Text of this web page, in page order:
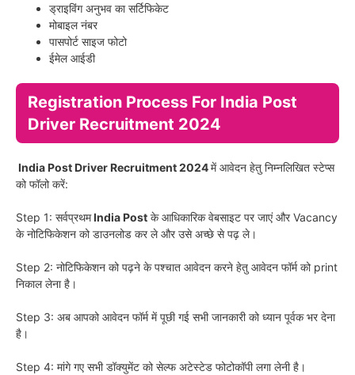
ड्राइविंग अनुभव का सर्टिफिकेट
मोबाइल नंबर
पासपोर्ट साइज फोटो
ईमेल आईडी
Registration Process For India Post
Driver Recruitment 2024
India Post Driver Recruitment 2024में आवेदन हेतु निम्नलिखित स्टेप्स
को फॉलो करें:
Step 1: सर्वप्रथमIndia Post के आधिकारिक वेबसाइट पर जाएं और Vacancy
के नोटिफिकेशन को डाउनलोड कर ले और उसे अच्छे से पढ़ ले।
Step 2: नोटिफिकेशन को पढ़ने के पश्चात आवेदन करने हेतु आवेदन फॉर्म को print
निकाल लेना है।
Step 3: अब आपको आवेदन फॉर्म में पूछी गई सभी जानकारी को ध्यान पूर्वक भर देना
है।
Step 4: मांगे गए सभी डॉक्युमेंट को सेल्फ अटेस्टेड फोटोकॉपी लगा लेनी है।